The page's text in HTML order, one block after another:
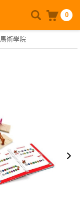
0
馬術學院